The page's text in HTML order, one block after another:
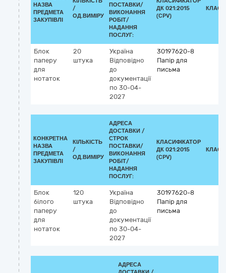
НАЗВА
ПРЕДМЕТА
ЗАКУПІВЛІ
/
ОД.ВИМІРУ
ПОСТАВКИ/
ВИКОНАННЯ
РОБІТ/
НАДАННЯ
ПОСЛУГ:
ДК 021:2015
(CPV)
Блок
паперу
для
нотаток
20
штука
Україна
Відповідно
до
документації
по 30-04-
2027
30197620-8
Папір для
письма
КОНКРЕТНА
НАЗВА
ПРЕДМЕТА
ЗАКУПІВЛІ
КІЛЬКІСТЬ
/
ОД.ВИМІРУ
АДРЕСА
ДОСТАВКИ /
СТРОК
ПОСТАВКИ/
ВИКОНАННЯ
РОБІТ/
НАДАННЯ
ПОСЛУГ:
КЛАСИФІКАТОР
ДК 021:2015
(CPV)
Блок
білого
паперу
для
нотаток
120
штука
Україна
Відповідно
до
документації
по 30-04-
2027
30197620-8
Папір для
письма
АДРЕСА